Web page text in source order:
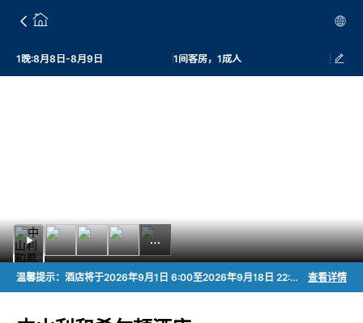
1晚:8月8日-8月9日 1间客房，1成人
温馨提示：酒店将于2026年9月1日 6:00至2026年9月18日 22:00对室内恒温泳池进行升级维护，届时泳池将暂停使用。预计2026年9月19日恢复正常使用，不便之处，敬请谅解~ 查看详情